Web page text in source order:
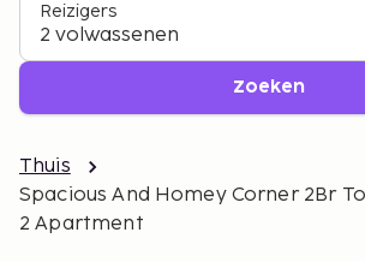
Reizigers
2 volwassenen
Zoeken
Thuis
Spacious And Homey Corner 2Br
2 Apartment